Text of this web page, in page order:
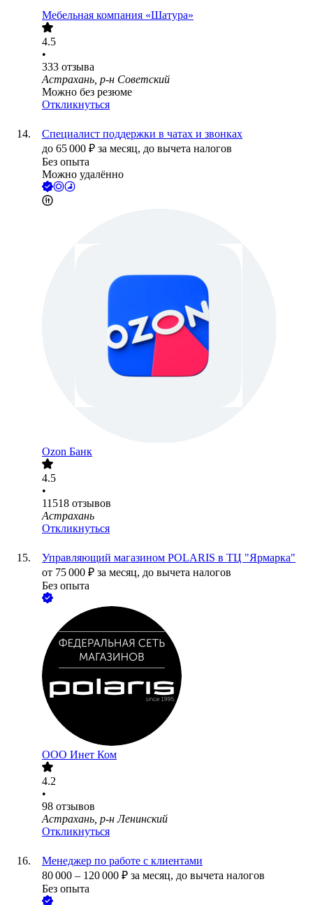
Мебельная компания «Шатура»
4.5
•
333 отзыва
Астрахань, р-н Советский
Можно без резюме
Откликнуться
Специалист поддержки в чатах и звонках
до 65 000 ₽ за месяц, до вычета налогов
Без опыта
Можно удалённо
Ozon Банк
4.5
•
11518 отзывов
Астрахань
Откликнуться
Управляющий магазином POLARIS в ТЦ "Ярмарка"
от 75 000 ₽ за месяц, до вычета налогов
Без опыта
ООО Инет Ком
4.2
•
98 отзывов
Астрахань, р-н Ленинский
Откликнуться
Менеджер по работе с клиентами
80 000 – 120 000 ₽ за месяц, до вычета налогов
Без опыта